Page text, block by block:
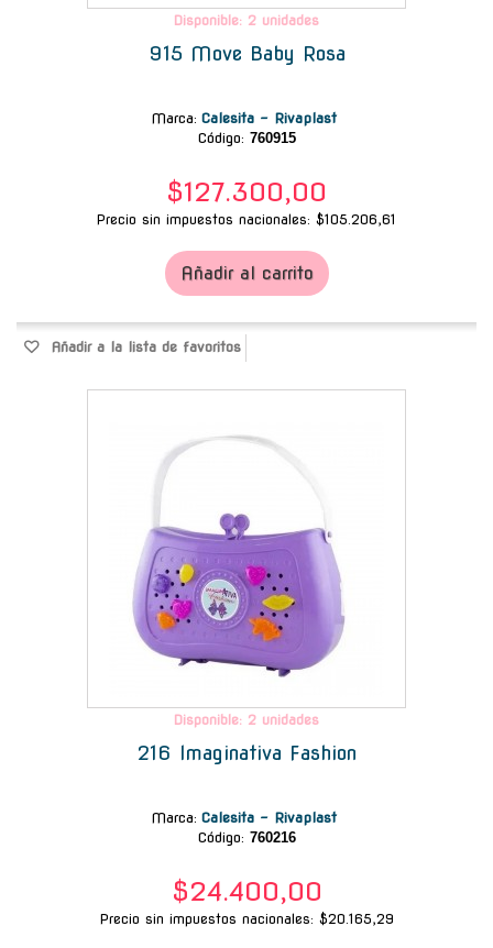
Disponible: 2 unidades
915 Move Baby Rosa
Marca: Calesita - Rivaplast
Código: 760915
$127.300,00
Precio sin impuestos nacionales: $105.206,61
Añadir al carrito
Añadir a la lista de favoritos
Disponible: 2 unidades
216 Imaginativa Fashion
Marca: Calesita - Rivaplast
Código: 760216
$24.400,00
Precio sin impuestos nacionales: $20.165,29